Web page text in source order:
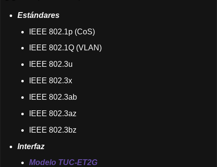
Estándares
IEEE 802.1p (CoS)
IEEE 802.1Q (VLAN)
IEEE 802.3u
IEEE 802.3x
IEEE 802.3ab
IEEE 802.3az
IEEE 802.3bz
Interfaz
Modelo TUC-ET2G